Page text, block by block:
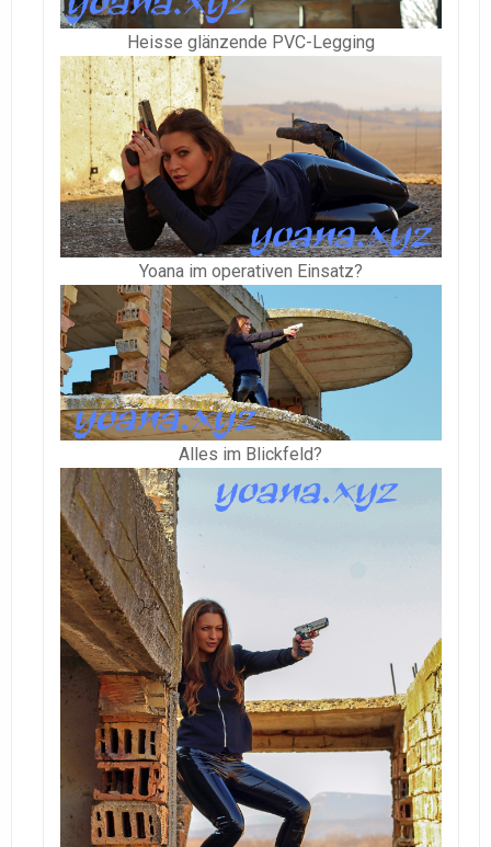
Heisse glänzende PVC-Legging
Yoana im operativen Einsatz?
Alles im Blickfeld?